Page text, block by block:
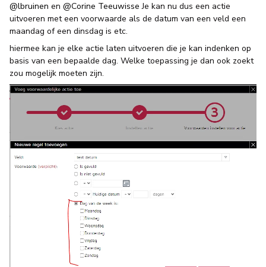
@lbruinen en @Corine Teeuwisse Je kan nu dus een actie
uitvoeren met een voorwaarde als de datum van een veld een
maandag of een dinsdag is etc.
hiermee kan je elke actie laten uitvoeren die je kan indenken op
basis van een bepaalde dag. Welke toepassing je dan ook zoekt
zou mogelijk moeten zijn.